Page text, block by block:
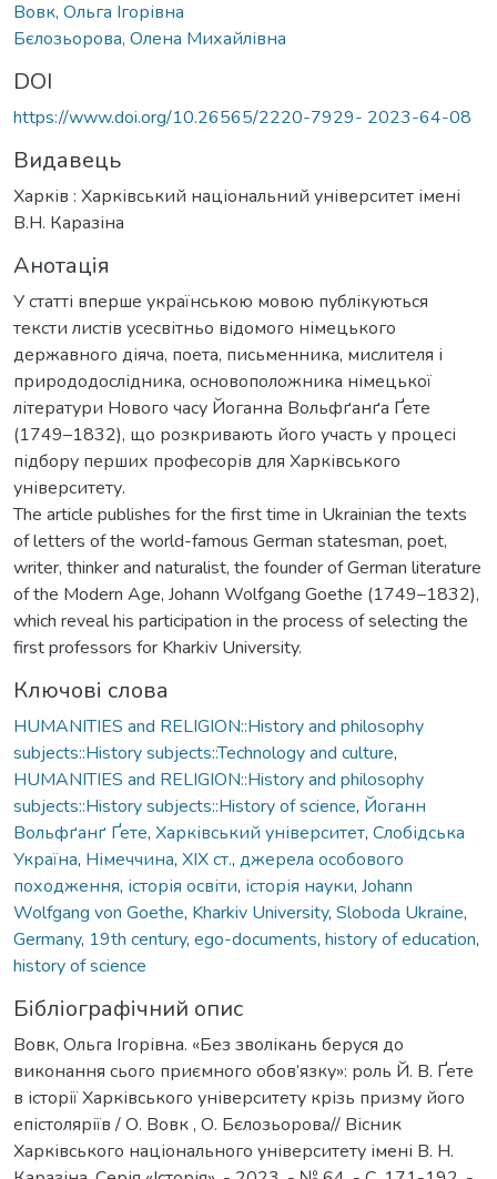
Вовк, Ольга Ігорівна
Бєлозьорова, Олена Михайлівна
DOI
https://www.doi.org/10.26565/2220-7929- 2023-64-08
Видавець
Харків : Харківський національний університет імені
В.Н. Каразіна
Анотація
У статті вперше українською мовою публікуються
тексти листів усесвітньо відомого німецького
державного діяча, поета, письменника, мислителя і
природодослідника, основоположника німецької
літератури Нового часу Йоганна Вольфґанґа Ґете
(1749–1832), що розкривають його участь у процесі
підбору перших професорів для Харківського
університету.
The article publishes for the first time in Ukrainian the texts
of letters of the world-famous German statesman, poet,
writer, thinker and naturalist, the founder of German literature
of the Modern Age, Johann Wolfgang Goethe (1749–1832),
which reveal his participation in the process of selecting the
first professors for Kharkiv University.
Ключові слова
HUMANITIES and RELIGION::History and philosophy
subjects::History subjects::Technology and culture,
HUMANITIES and RELIGION::History and philosophy
subjects::History subjects::History of science, Йоганн
Вольфґанґ Ґете, Харківський університет, Слобідська
Україна, Німеччина, ХІХ ст., джерела особового
походження, історія освіти, історія науки, Johann
Wolfgang von Goethe, Kharkiv University, Sloboda Ukraine,
Germany, 19th century, ego-documents, history of education,
history of science
Бібліографічний опис
Вовк, Ольга Ігорівна. «Без зволікань беруся до
виконання сього приємного обов’язку»: роль Й. В. Ґете
в історії Харківського університету крізь призму його
епістоляріїв / О. Вовк , О. Бєлозьорова// Вісник
Харківського національного університету імені В. Н.